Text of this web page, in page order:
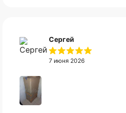
Сергей
7 июня 2026